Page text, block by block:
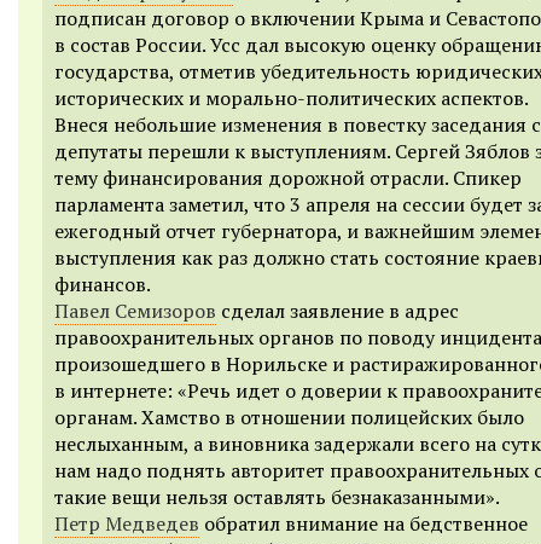
подписан договор о включении Крыма и
в состав России. Усс дал высокую оценку
государства, отметив убедительность
исторических и морально-политических аспектов.
Внеся небольшие изменения в повестку заседания
депутаты перешли к выступлениям. Сергей Зяблов
тему финансирования дорожной отрасли. Спикер
парламента заметил, что 3 апреля на сессии будет
ежегодный отчет губернатора, и важнейшим
выступления как раз должно стать состояние
финансов.
Павел Семизоров сделал заявление в адрес
правоохранительных органов по поводу
произошедшего в Норильске и
в интернете: «Речь идет о доверии к
органам. Хамство в отношении полицейских было
неслыханным, а виновника задержали всего на
нам надо поднять авторитет правоохранительных
такие вещи нельзя оставлять безнаказанными».
Петр Медведев обратил внимание на бедственное